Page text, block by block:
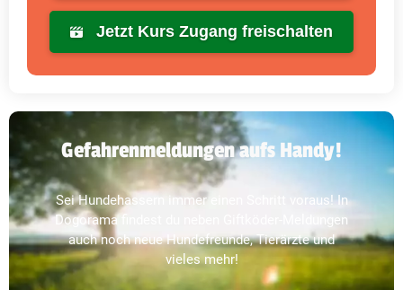
Jetzt Kurs Zugang freischalten
Gefahrenmeldungen aufs Handy!
Sei Hundehassern immer einen Schritt voraus! In
Dogorama findest du neben Giftköder-Meldungen
auch noch neue Hundefreunde, Tierärzte und
vieles mehr!